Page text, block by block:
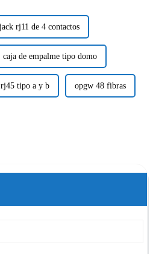
rj11 de 4 contactos
caja de empalme tipo domo
rj45 tipo a y b opgw 48 fibras